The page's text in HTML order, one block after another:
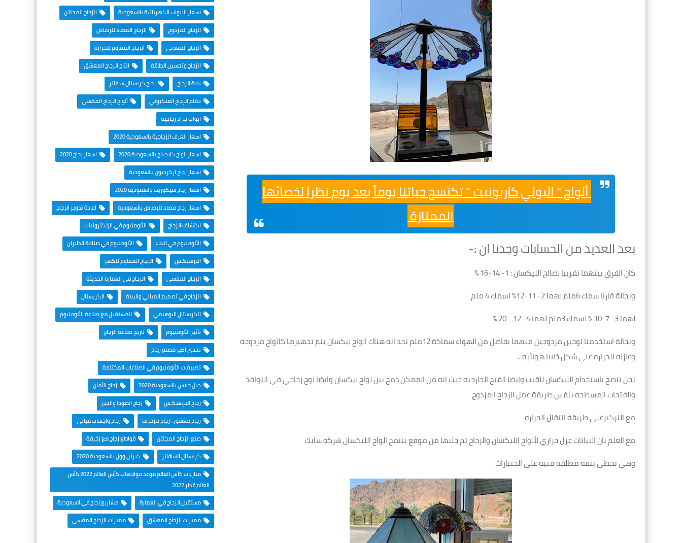
ألواح " البولي كاربونيت " تكتسح حياتنا يوماً بعد يوم نظرا لخصائها
الممتازة
بعد العديد من الحسابات وجدنا ان :-
كان الفرق بينهما تقريبا لصالح الليكسان : 1- 14-16 %
وبحالة قارنا سمك 6ملم لهما 2- 11-12% لسمك 4 ملم
لهما 3- 7-10 % لسمك 3ملم لهما 4- 12 - 20 %
وبحالة استخدمنا لوحين مزدوجين منهما بفاصل من الهواء سماكة 12ملم نجد انه هناك الواح ليكسان يتم تجهيزها كالواح مزدوجه
وعازله للحراره على شكل خلايا هوائيه ..
نحن ننصح باستخدام الليكسان للقبب وايضا الفتح الخارجيه حيث انه من الممكن دمج بين لواح ليكسان وايضا لوح زجاجي في النوافذ
والفتحات المسطحه بنفس طريقة عمل الزجاج المزدوج
مع التركيزعلى طريقة انتقال الحراره
مع العلم بان البيانات عزل حراري لألواح الليكسان والزجاج تم جلبها من موقع ينتمج الواح الليكسان شركة سابك
وهي تحظى بثقة مطلقة منية على الختبارات
اسعار الابواب الكهربائية بالسعودية
الزجاج المجلتن
الزجاج المزدوج
الزجاج المضاد للرصاص
الزجاج المعدني
الزجاج المقاوم للحرارة
الزجاج وتحسين الطاقة
انتاج الزجاج المعشق
بنية الزجاج
زجاج كريستال سافايَر
نظام الزجاج العنكبوتي
ألواح الزجاج المقسى
ابواب جراج زجاجية
اسعار الغرف الزجاجية بالسعودية 2020
اسعار الواح كلادينج بالسعودية 2020
اسعار زجاج 2020
اسعار زجاج اركرديون بالسعودية
اسعار زجاج سيكوريت بالسعودية 2020
اسعار زجاج مضاد للرصاص بالسعودية
اعادة تدوير الزجاج
اكتشاف الزجاج
الألومنيوم في الإلكترونيات
الألومنيوم في البناء
الألومنيوم في صناعة الطيران
البرسبكـس
الزجاج المقاوم للكسر
الزجاج المقسى
الزجاج في العمارة الحديثة
الزجاج في تصميم المباني والبيئة
الكريستال
الكريستال البوهيمي
المستقبل مع صناعة الألومنيوم
تأثير الألومنيوم
تاريخ صناعة الزجاج
تحدي أكبر مصنع زجاج
تطبيقات الألومنيوم في الصناعات المختلفة
دبل جلاس بالسعودية 2020
زجاج الأمان
زجاج البرسبكـس
زجاج الصودا والجير
زجاج معشق ، زجاج مزخرف
زجاج واجهات مباني
صنع الزجاج المجلتن
قواطع زجاج مع زخرفة
كريستال السافايَر
كيرتن وول بالسعودية 2020
مباريات كأس العالم موعد مواجهات كأس العالم 2022 كأس
العالم قطر 2022
مستقبل الزجاج في العمارة
مشاريع زجاج في السعودية
مميزات الزجاج المعشق
مميزات الزجاج المقسى